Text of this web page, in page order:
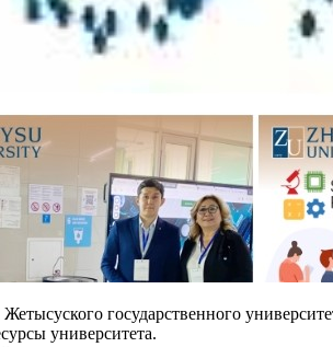
государственного
университета.